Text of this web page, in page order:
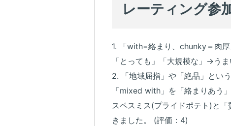
レーティング参
1. 「with=絡まり、chunky＝肉厚
「とっても」「大規模な」→う
2. 「地域屈指」や「絶品」とい
「mixed with」を「絡まりあう
スペスミス(プライドポテト)と
きました。 (評価：4)